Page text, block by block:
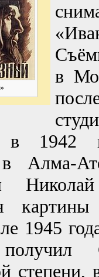
в
в 1942
Алма-
1945
степени,